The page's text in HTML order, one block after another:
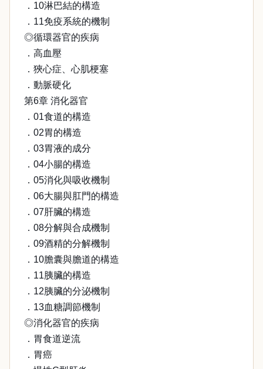
．10淋巴結的構造
．11免疫系統的機制
◎循環器官的疾病
．高血壓
．狹心症、心肌梗塞
．動脈硬化
第6章 消化器官
．01食道的構造
．02胃的構造
．03胃液的成分
．04小腸的構造
．05消化與吸收機制
．06大腸與肛門的構造
．07肝臟的構造
．08分解與合成機制
．09酒精的分解機制
．10膽囊與膽道的構造
．11胰臟的構造
．12胰臟的分泌機制
．13血糖調節機制
◎消化器官的疾病
．胃食道逆流
．胃癌